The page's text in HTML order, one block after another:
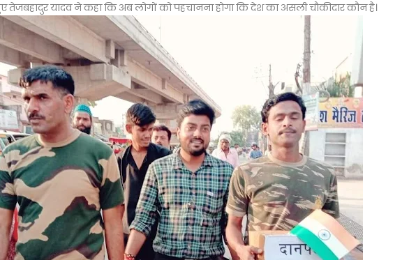
तेजबहादुर यादव ने कहा कि अब लोगों को पहचानना होगा कि देश का असली चौकीदार कौन है।